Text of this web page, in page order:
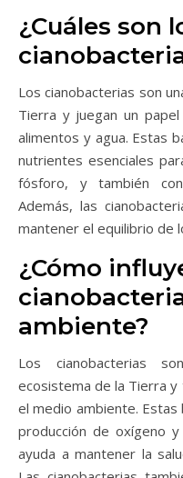
¿Cuáles son
Los cianobacterias son
Tierra y juegan un
alimentos y agua. Estas
nutrientes esenciales
fósforo, y también
Además, las
mantener el equilibrio de
¿Cómo
ambiente?
Los cianobacterias
ecosistema de la Tierra
el medio ambiente.
producción de oxígeno
ayuda a mantener la